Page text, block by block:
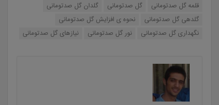
قلمه گل صدتومانی
گل صدتومانی
گلدان گل صدتومانی
گلدهی گل صدتومانی
نحوه ی افزایش گل صدتومانی
نگهداری گل صدتومانی
نور گل صدتومانی نیازهای گل صدتومانی